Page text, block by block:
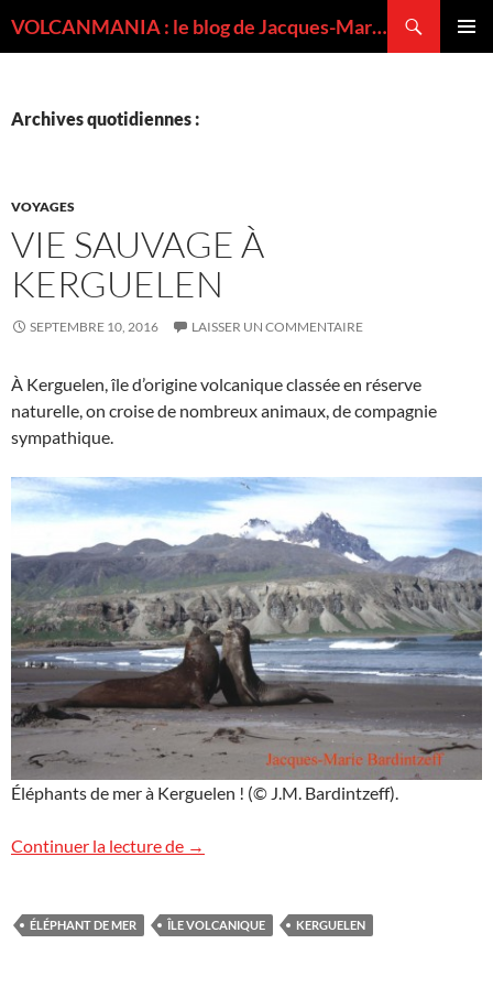
VOLCANMANIA : le blog de Jacques-Marie BARDINTZEFF, volcanologue
Archives quotidiennes :
VOYAGES
VIE SAUVAGE À
KERGUELEN
SEPTEMBRE 10, 2016 LAISSER UN COMMENTAIRE
À Kerguelen, île d’origine volcanique classée en réserve
naturelle, on croise de nombreux animaux, de compagnie
sympathique.
Éléphants de mer à Kerguelen ! (© J.M. Bardintzeff).
Continuer la lecture de Vie sauvage à Kerguelen
→
ÉLÉPHANT DE MER ÎLE VOLCANIQUE KERGUELEN